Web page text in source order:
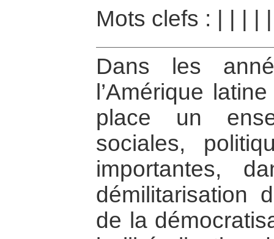
Mots clefs :
Dans les
l’Amérique
place un
sociales,
importantes,
démilitarisation
de la